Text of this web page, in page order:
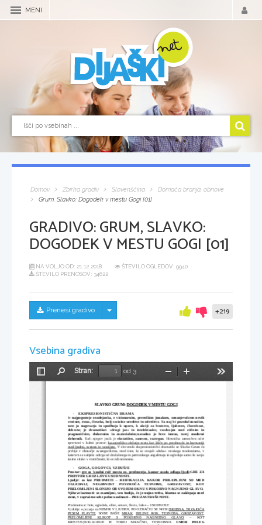
MENI
Domov Zbirka gradiv Slovenščina
Domača branja, obnove
Grum, Slavko: Dogodek v mestu Gogi [01]
GRADIVO:GRUM, SLAVKO:
DOGODEK V MESTU GOGI [01]
NA VOLJO OD: 21.12.2018
ŠTEVILO OGLEDOV: 9940
ŠTEVILO PRENOSOV: 34622
Prenesi gradivo Skrij/prikaži meni +219
Vsebina gradiva
Preklopi
Stran:
od 3
Pomanjšaj
SLAVKO GRUM: DOGODEK V MESTU GOGI
-
EKSPRESIONISTIČNA DRAMA
Je najpogosteje  enodejanka,  z  vizionarnim,  preroškim  junakom,  oznanjevalcem   novih
vrednot, etosa, človeka, bolj socialne ureditve in odrešitve. Ta naj bi povedal množico,
zato   jo   nagovarja   in   spodbuja   k   uporu,   k   akciji   za   bratstvo,   ljubezen,   človečnost,
dobroto;   je   dramatikov   »drugi   jaz«   in   intelektualec,   razdvojen   med   etičnim   in
pragmatičnim,   duhovnim   in   materialnim;navadno   je   brez   imena,   torej   moderni
slehernik.
Tudi njegov jezik je ekstatičen,   zanesen,   raztrgan . Himnična atmosfera oder
spremeni v kultni prostor; katastrofično občutje sveta kar kliče po preobrazbi in harmoniji
med ljudmi, svetom in vesoljem. V slovenski ekspresionistični dramatiki se Slavko Grum že
prebije v območje avantgardizma, med tiste, ki so uvajali »duha« visokega modernizma, v
katerem se subjekt odtrga od družabnega in patriotskega angažmaja in ogleduje samo še svojo
lastno stisko v resničnosti, ki se zdi neznosna.
-
GOGA, GOGOVCI, VZDUŠJE
Prostor: gre za 'usodni rob' mesta oz. predmestja, kamor usoda odlaga ljudi;GRE ZA
PROSTOR GROZLJIVE USODNOSTI.
Ljudje:   so   kot   PREDMETI   –   REIFIKACIJA.   KAKOR   PRILEPLJENI   SO   MED
OGLEDALI;     NEGIBNOST     POVZROČA     TESNOBO,     GROZAVOST;     KOT
PRELOMLJENI SLONIJO OB SVOJEM OKNU S POKORNO NAGNJENO GLAVO.
Njihove lastnosti: so osamljeni, ven hodijo, če je nujno treba, hlastno se zaklepajo med
stene, v zaprašene sobe polne usodnosti – PRE/ZASTRAŠENOST.
Predmetnost: hiše, ogledala, slike, omare, flavta, lutke – USODNOST.
Vzdušje: opozarja na NEMIR V LJUDEH, PO OZRAČJU SE NOSI DROBNA, TRZAJOČA
PESEM FLAVTE, SOBE BAŠE MRAK, BELINE ROK, TESNOBA, GROZAVOST,
PRELOMLJENI   KLIKOT   S   POKORNO   NAGNJENO   GLAVO
   –   KOT
KRISTUS;DOGAJANJE   JE   TOREJ   MRAČNO,   TESNOBNO. UMOR     POLEG